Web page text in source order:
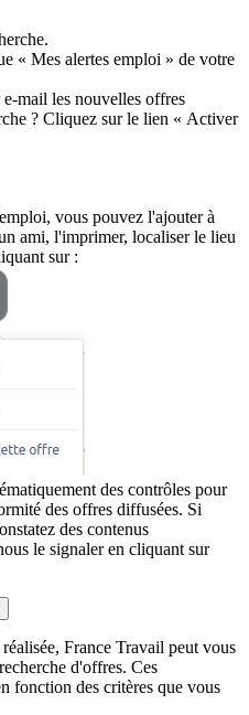
« Mes alertes emploi » de votre
mail les nouvelles offres
? Cliquez sur le lien « Activer
vous pouvez l'ajouter à
ami, l'imprimer, localiser le lieu
sur :
des contrôles pour
des offres diffusées. Si
des contenus
le signaler en cliquant sur
France Travail peut vous
d'offres. Ces
fonction des critères que vous